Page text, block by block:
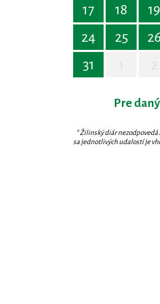
17
18 19
24
25
31
Pre
* Žilinský diár
sa jednotlivých udalostí je